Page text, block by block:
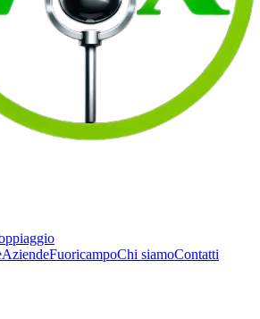
AziendeFuoricampoChi siamoContatti